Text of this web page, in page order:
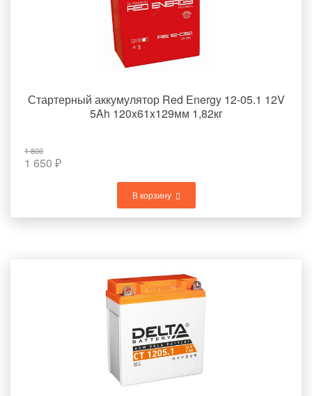
Стартерный аккумулятор Red Energy 12-05.1 12V
5Ah 120x61x129мм 1,82кг
1 800
1 650 ₽
В корзину